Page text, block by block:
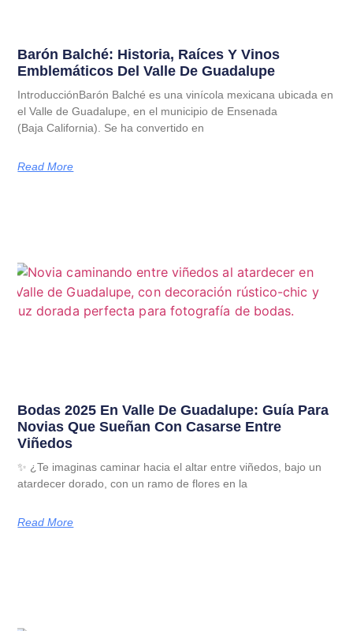
Barón Balché: Historia, Raíces Y Vinos
Emblemáticos Del Valle De Guadalupe
IntroducciónBarón Balché es una vinícola mexicana ubicada en
el Valle de Guadalupe, en el municipio de Ensenada
(Baja California). Se ha convertido en
Read More
Bodas 2025 En Valle De Guadalupe: Guía Para
Novias Que Sueñan Con Casarse Entre
Viñedos
✨ ¿Te imaginas caminar hacia el altar entre viñedos, bajo un
atardecer dorado, con un ramo de flores en la
Read More